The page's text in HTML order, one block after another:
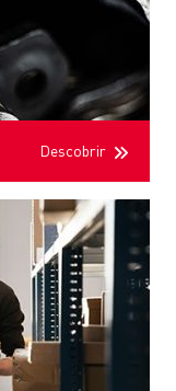
Descobrir